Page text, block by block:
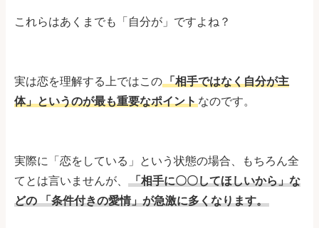
これらはあくまでも「自分が」ですよね？
実は恋を理解する上ではこの「相手ではなく自分が主
体」というのが最も重要なポイントなのです。
実際に「恋をしている」という状態の場合、もちろん全
てとは言いませんが、
「相手に〇〇してほしいから」な
どの 「条件付きの愛情」が急激に多くなります。